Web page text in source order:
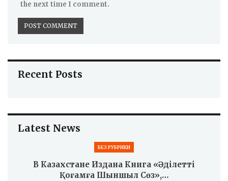
the next time I comment.
Recent Posts
Latest News
БЕЗ РУБРИКИ
В Казахстане Издана Книга «Әділетті
Қоғамға Шыншыл Сөз»,…